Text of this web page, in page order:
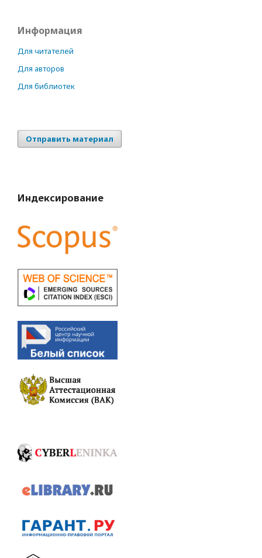
Информация
Для читателей
Для авторов
Для библиотек
Отправить материал
Индексирование